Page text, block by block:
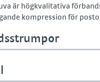
är högkvalitativa
kompression för